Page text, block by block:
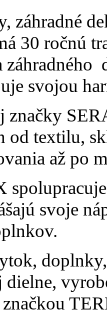
záhradné
30 ročnú
záhradného
svojou
značky
od textilu,
až po
svoje
doplnky,
dielne,